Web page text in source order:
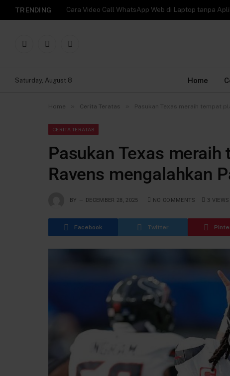
TRENDING
Facebook
X
Instagram
Saturday, August 8 Home
Home Cerita Teratas Pasukan Texas meraih tempat
CERITA TERATAS
Pasukan Texas
Ravens mengalahkan
BY DECEMBER 28, 2025 NO COMMENTS 3 VIEWS
Facebook Twitter